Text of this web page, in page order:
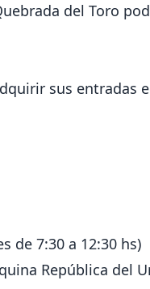
del Toro
sus entradas
de 7:30 a 12:30 hs)
República del